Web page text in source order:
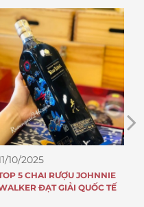
11/10/2025
8 LÝ DO TẠI SAO RƯỢU
JOHNNIE WALKER NỔI